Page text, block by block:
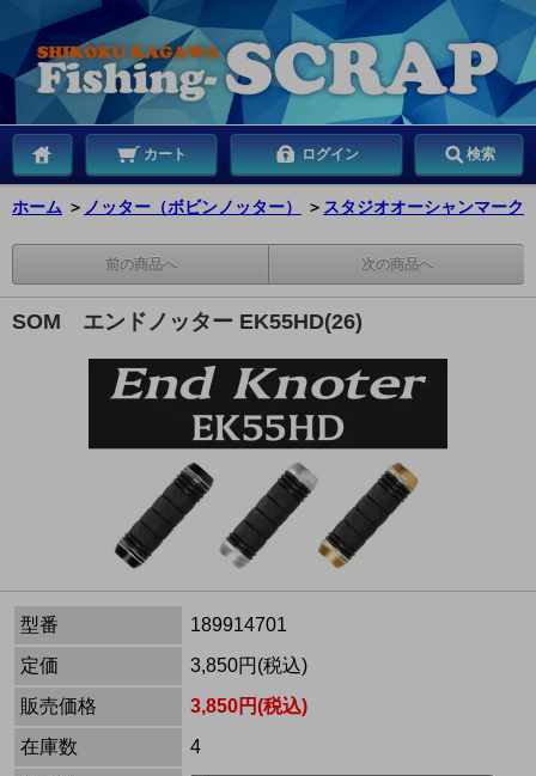
カート ログイン 検索
ホーム ＞ ノッター（ボビンノッター） ＞ スタジオオーシャンマーク
前の商品へ 次の商品へ
SOM エンドノッター EK55HD(26)
型番
189914701
定価
3,850円(税込)
販売価格
3,850円(税込)
在庫数
4